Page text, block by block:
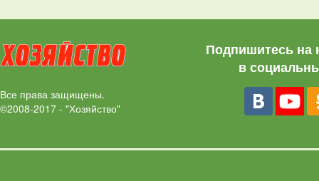
Все права защищены.
©2008-2017 - "Хозяйство"
Подпишитесь на
в